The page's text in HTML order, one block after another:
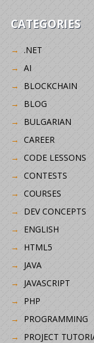
CATEGORIES
.NET
AI
BLOCKCHAIN
BLOG
BULGARIAN
CAREER
CODE LESSONS
CONTESTS
COURSES
DEV CONCEPTS
ENGLISH
HTML5
JAVA
JAVASCRIPT
PHP
PROGRAMMING
PROJECT